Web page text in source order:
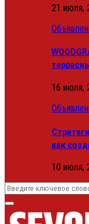
21 июля,
16 июля,
как
10 июля,
Search
Primary
Menu